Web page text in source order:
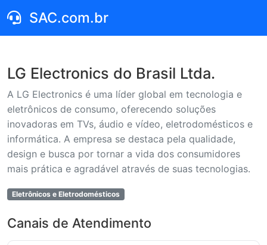
SAC.com.br
LG Electronics do Brasil Ltda.
A LG Electronics é uma líder global em tecnologia e
eletrônicos de consumo, oferecendo soluções
inovadoras em TVs, áudio e vídeo, eletrodomésticos e
informática. A empresa se destaca pela qualidade,
design e busca por tornar a vida dos consumidores
mais prática e agradável através de suas tecnologias.
Eletrônicos e Eletrodomésticos
Canais de Atendimento